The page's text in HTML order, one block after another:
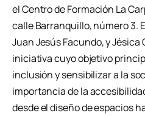
el Centro de Formación La
calle Barranquillo, número 3.
Juan Jesús Facundo, y
iniciativa cuyo objetivo
inclusión y sensibilizar a la
importancia de la
desde el diseño de espacios